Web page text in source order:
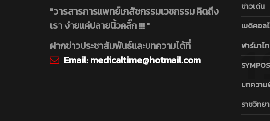
"วารสารการแพทย์เภสัชกรรมเวชกรรม คิดถึง
เรา ง่ายแค่ปลายนิ้วคลิ๊ก !!! "
ฝากข่าวประชาสัมพันธ์และบทความได้ที่
Email:medicaltime@hotmail.com
ข่าวเด่น
เมดิคอล
ฟาร์มาไ
บทความ
ราชวิทย